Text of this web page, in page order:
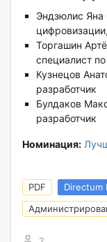
Эндзюлис Яна
Торгашин
специалист
Кузнецов
разработчик
Булдаков
разработчик
Номинация:
PDF Directum